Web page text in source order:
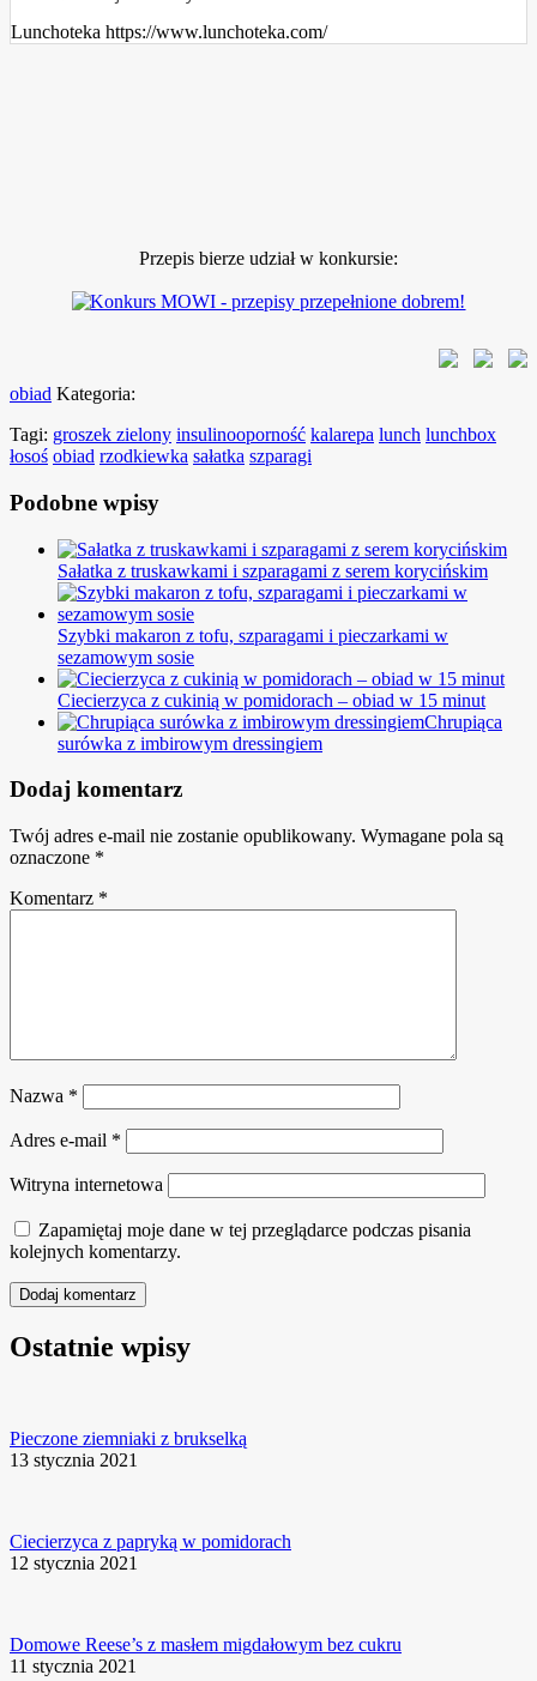
Lunchoteka https://www.lunchoteka.com/
Przepis bierze udział w konkursie:
obiad Kategoria:
Tagi: groszek zielony insulinooporność kalarepa lunch lunchbox
łosoś obiad rzodkiewka sałatka szparagi
Podobne wpisy
Sałatka z truskawkami i szparagami z serem korycińskim
Szybki makaron z tofu, szparagami i pieczarkami w
sezamowym sosie
Ciecierzyca z cukinią w pomidorach – obiad w 15 minut
Chrupiąca
surówka z imbirowym dressingiem
Dodaj komentarz
Twój adres e-mail nie zostanie opublikowany. Wymagane pola są
oznaczone *
Komentarz *
Nazwa *
Adres e-mail *
Witryna internetowa
Zapamiętaj moje dane w tej przeglądarce podczas pisania
kolejnych komentarzy.
Ostatnie wpisy
Pieczone ziemniaki z brukselką
13 stycznia 2021
Ciecierzyca z papryką w pomidorach
12 stycznia 2021
Domowe Reese’s z masłem migdałowym bez cukru
11 stycznia 2021